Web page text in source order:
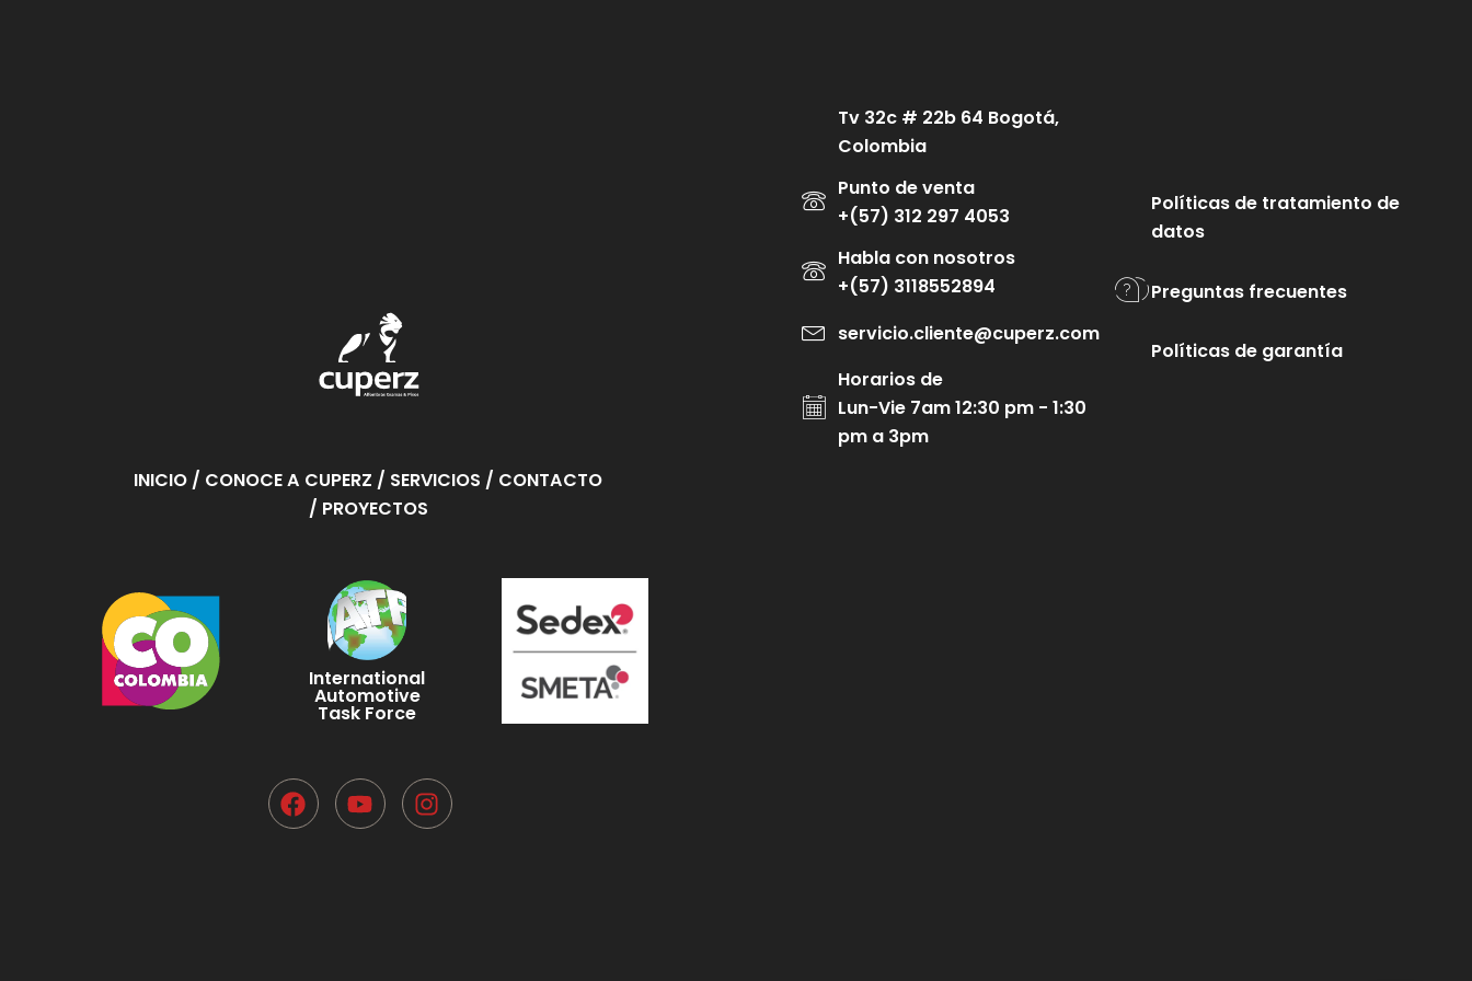
INICIO / CONOCE A CUPERZ / SERVICIOS / CONTACTO
/ PROYECTOS
International
Automotive
Task Force
Tv 32c # 22b 64 Bogotá,
Colombia
Punto de venta
+(57) 312 297 4053
Habla con nosotros
+(57) 3118552894
servicio.cliente@cuperz.com
Horarios de
Lun-Vie 7am 12:30 pm - 1:30
pm a 3pm
Políticas de tratamiento de
datos
Preguntas frecuentes
Políticas de garantía